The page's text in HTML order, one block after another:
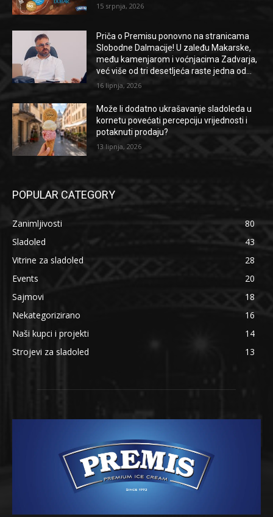
15 srpnja, 2026
Priča o Premisu ponovno na stranicama
Slobodne Dalmacije! U zaleđu Makarske,
među kamenjarom i voćnjacima Zadvarja,
već više od tri desetljeća raste jedna od...
16 lipnja, 2026
Može li dodatno ukrašavanje sladoleda u
kornetu povećati percepciju vrijednosti i
potaknuti prodaju?
13 lipnja, 2026
POPULAR CATEGORY
Zanimljivosti
80
Sladoled
43
Vitrine za sladoled
28
Events
20
Sajmovi
18
Nekategorizirano
16
Naši kupci i projekti
14
Strojevi za sladoled
13